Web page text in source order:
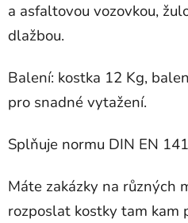
a asfaltovou vozovkou,
dlažbou.
Balení: kostka 12 Kg,
pro snadné vytažení.
Splňuje normu DIN EN
Máte zakázky na různých
rozposlat kostky tam kam